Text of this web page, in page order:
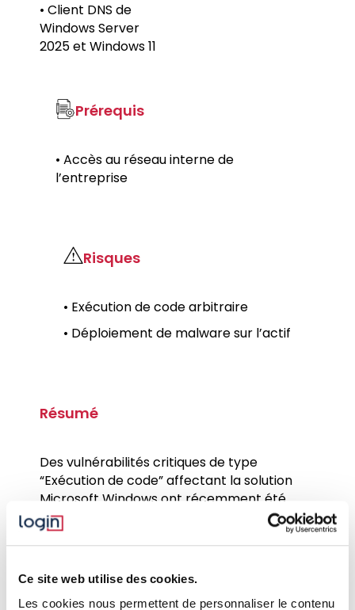
Ce site web utilise des cookies.
Les cookies nous permettent de personnaliser le contenu
• Client DNS de
Windows Server
2025 et Windows 11
Prérequis
• Accès au réseau interne de
l’entreprise
Risques
• Exécution de code arbitraire
• Déploiement de malware sur l’actif
Résumé
Des vulnérabilités critiques de type
“Exécution de code” affectant la solution
Microsoft Windows ont récemment été
publiées par l’éditeur lors du patch tuesday
du 12 mai 2026.
vulnérabilités est de 9.8 (score CVSSv3.1).
-CVE-2026-41089: Une vulnérabilité dans